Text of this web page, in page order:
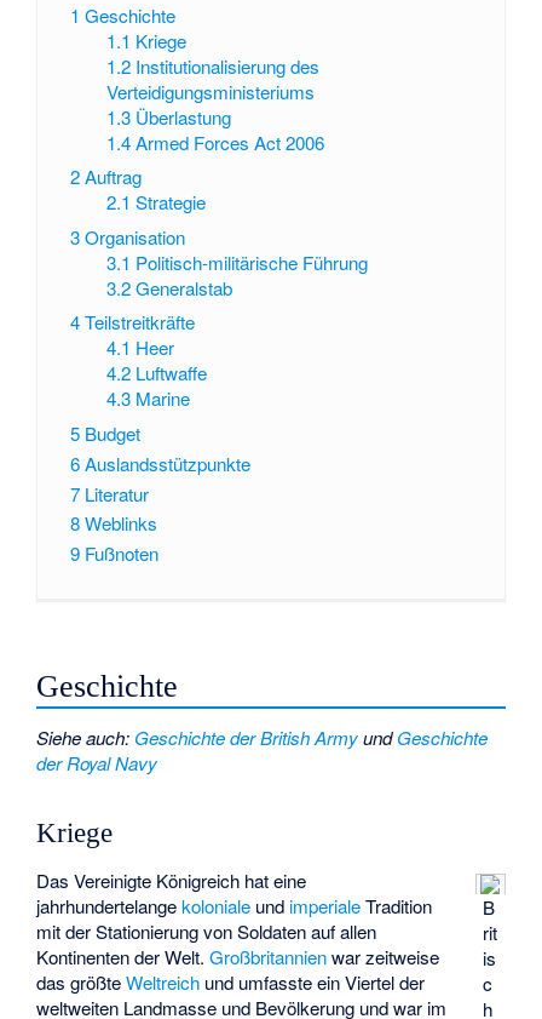
1 Geschichte
1.1 Kriege
1.2 Institutionalisierung des
Verteidigungsministeriums
1.3 Überlastung
1.4 Armed Forces Act 2006
2Auftrag
2.1 Strategie
3Organisation
3.1 Politisch-militärische Führung
3.2 Generalstab
4Teilstreitkräfte
4.1 Heer
4.2 Luftwaffe
4.3 Marine
5 Budget
6Auslandsstützpunkte
7 Literatur
8Weblinks
9 Fußnoten
Geschichte
Siehe auch: Geschichte der British ArmyundGeschichte
der Royal Navy
Kriege
B
rit
is
c
h
Das Vereinigte Königreich hat eine
jahrhundertelangekoloniale und imperialeTradition
mit der Stationierung von Soldaten auf allen
Kontinenten der Welt.Großbritannienwar zeitweise
das größteWeltreich und umfasste ein Viertel der
weltweiten Landmasse und Bevölkerung und war im